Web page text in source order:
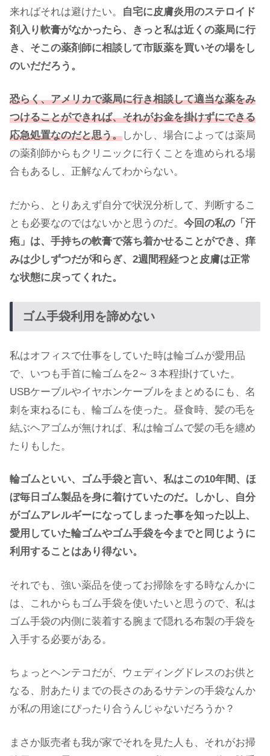
来ればそれは避けたい。
自宅に皮膚炎用のステロイド
剤入り軟膏がなかったら、きっと私は近くの薬局に行
き、そこの薬剤師に相談して市販薬を買いその場をし
のいだだろう。
恐らく、アメリカで薬局に行き相談して適当な薬をみ
つけることができれば、それがお金を掛けずにできる
応急処置なのだと思う。しかし、場合によっては薬局
の薬剤師からもクリニックに行くことを進められる場
合もあるし、正解なんてわからない。
だから、とりあえず自分で状況分析して、判断するこ
とも必要なのではないかと思うのだ。 今回の私の「汗
疱」は、手持ちの軟膏で落ち着かせることができ、痒
みは少しずつだが和らぎ、2週間程経つと皮膚は正常
な状態に戻ってくれた。
ゴム手袋利用を諦めない
私はオフィスで仕事をしていた時は輪ゴムが愛用品
で、いつも手首に輪ゴムを2～３本程掛けていた。
USBケーブルやイヤホンケーブルをまとめるにも、名
刺を束ねるにも、輪ゴムを使った。昼食時、髪の毛を
結ぶヘアゴムが無ければ、私は輪ゴムで髪の毛を纏め
たりもした。
輪ゴムといい、ゴム手袋と言い、私はこの10年間、ほ
ぼ毎日ゴム製品を身に着けていたのだ。しかし、自分
がゴムアレルギーになってしまった事を知った以上、
愛用していた輪ゴムやゴム手袋を今までと同じように
利用することはあり得ない。
それでも、強い薬品を使ってお掃除をする時なんかに
は、これからもゴム手袋を使いたいと思うので、私は
ゴム手袋の内側に装着する腕まで隠れる布製の手袋を
入手する必要がある。
ちょっとヘンテコだが、ウェディングドレスのお供と
なる、肘あたりまでの長さのあるサテンの手袋なんか
が私の用途にぴったり合うんじゃないだろうか？
まさか販売者も我が家でそれを見た人も、それがお掃